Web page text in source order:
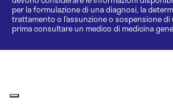
per la formulazione di una diagnosi, la
trattamento o l’assunzione o sospensione
prima consultare un medico di medicina